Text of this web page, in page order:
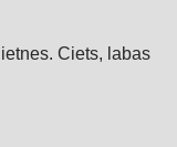
Ciets, labas